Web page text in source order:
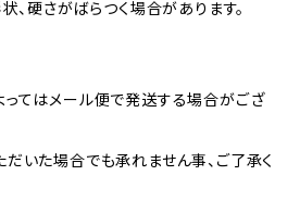
、硬さがばらつく場合があります。
てはメール便で発送する場合がござ
いた場合でも承れません事、ご了承く